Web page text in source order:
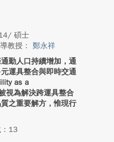
碩士
教授： 鄭永祥
勤人口持續增加，通
運具整合與即時交通
as a
視為解決跨運具整合
之重要解方，惟現行
13